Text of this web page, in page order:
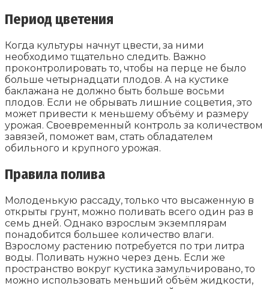
Период цветения
Когда культуры начнут цвести, за ними
необходимо тщательно следить. Важно
проконтролировать то, чтобы на перце не было
больше четырнадцати плодов. А на кустике
баклажана не должно быть больше восьми
плодов. Если не обрывать лишние соцветия, это
может привести к меньшему объёму и размеру
урожая. Своевременный контроль за количеством
завязей, поможет вам, стать обладателем
обильного и крупного урожая.
Правила полива
Молоденькую рассаду, только что высаженную в
открыты грунт, можно поливать всего один раз в
семь дней. Однако взрослым экземплярам
понадобится большее количество влаги.
Взрослому растению потребуется по три литра
воды. Поливать нужно через день. Если же
пространство вокруг кустика замульчировано, то
можно использовать меньший объём жидкости,